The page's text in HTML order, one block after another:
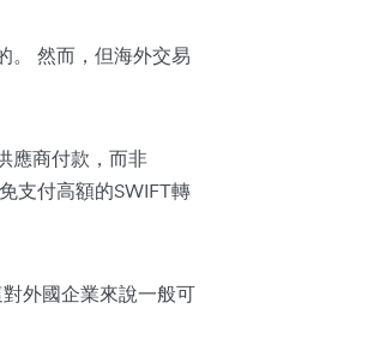
。 然而，但海外交易
應商付款，而非
支付高額的SWIFT轉
外國企業來說一般可